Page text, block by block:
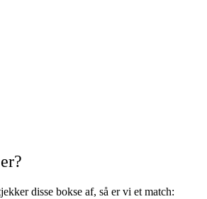
disse bokse af, så er vi et match: